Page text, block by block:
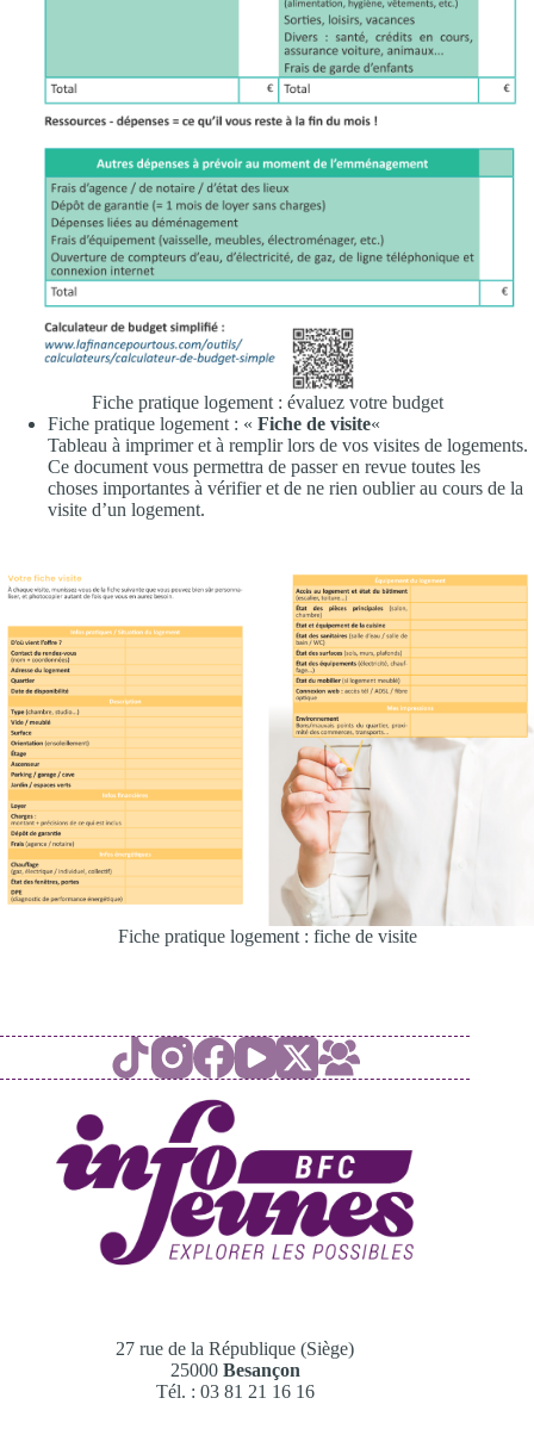
Fiche pratique logement : évaluez votre budget
Fiche pratique logement : « Fiche de visite«
Tableau à imprimer et à remplir lors de vos visites de logements.
Ce document vous permettra de passer en revue toutes les
choses importantes à vérifier et de ne rien oublier au cours de la
visite d’un logement.
Fiche pratique logement : fiche de visite
27 rue de la République (Siège)
25000 Besançon
Tél. : 03 81 21 16 16